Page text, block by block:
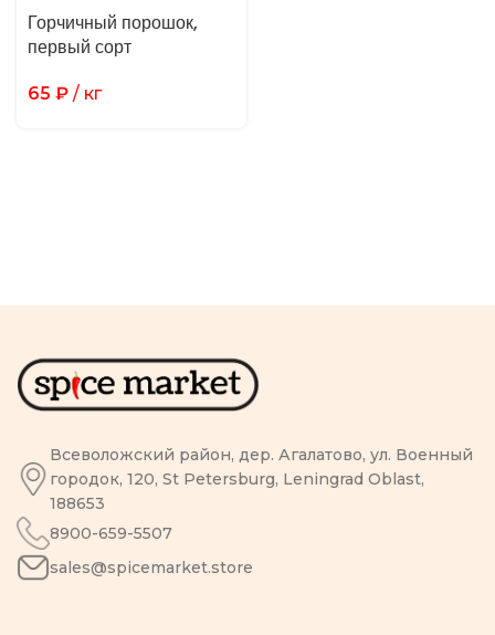
Горчичный порошок,
первый сорт
65 ₽ / кг
Всеволожский район, дер. Агалатово, ул. Военный
городок, 120, St Petersburg, Leningrad Oblast,
188653
8900-659-5507
sales@spicemarket.store